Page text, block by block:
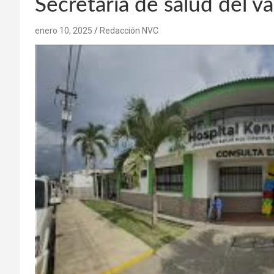
Secretaria de salud del
enero 10, 2025 Redacción NVC